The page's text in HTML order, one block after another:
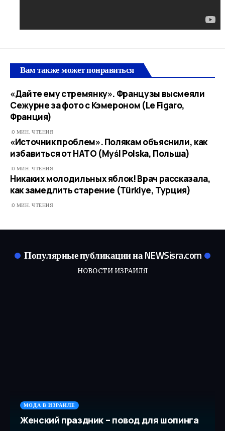
Вам также может понравиться
«Дайте ему стремянку». Французы высмеяли
Сежурне за фото с Кэмероном (Le Figaro,
Франция)
0 МИН. ЧТЕНИЯ
«Источник проблем». Полякам объяснили, как
избавиться от НАТО (Myśl Polska, Польша)
0 МИН. ЧТЕНИЯ
Никаких молодильных яблок! Врач рассказала,
как замедлить старение (Türkiye, Турция)
0 МИН. ЧТЕНИЯ
Популярные публикации на NEWSisra.com
НОВОСТИ ИЗРАИЛЯ
МОДА В ИЗРАИЛЕ
Женский праздник – повод для шопинга